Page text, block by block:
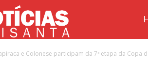
Unisanta
e Colonese participam da 7ª etapa da Copa